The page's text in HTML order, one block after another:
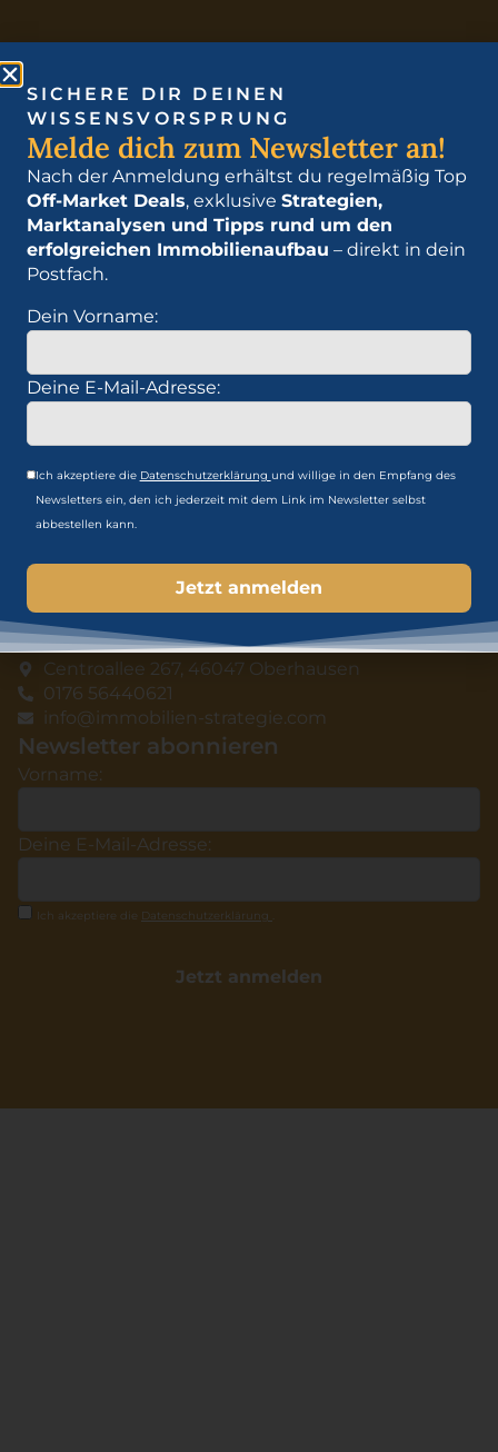
Bau Dir ein Vermögen auf, das für Dich arbeitet.
Immobilienwelt und wie Du sie für Deinen Erfolg
Immobilien Akademie
Zum Webinar anmelden
Jetzt Immobilien Buch kaufen
Download Gratis-Ratgeber
Karriere
Impressum
Kontakt
Centroallee 267, 46047 Oberhausen
0176 56440621
info@immobilien-strategie.com
Newsletter abonnieren
Vorname:
Deine E-Mail-Adresse:
Ich akzeptiere die Datenschutzerklärung
SICHERE DIR DEINEN
WISSENSVORSPRUNG
Melde dich zum Newsletter an!
Nach der Anmeldung erhältst du regelmäßig Top
Off-Market Deals, exklusive Strategien,
Marktanalysen und Tipps rund um den
erfolgreichen Immobilienaufbau – direkt in dein
Postfach.
Dein Vorname:
Deine E-Mail-Adresse:
Ich akzeptiere die Datenschutzerklärung und willige in den Empfang des
Newsletters ein, den ich jederzeit mit dem Link im Newsletter selbst
abbestellen kann.